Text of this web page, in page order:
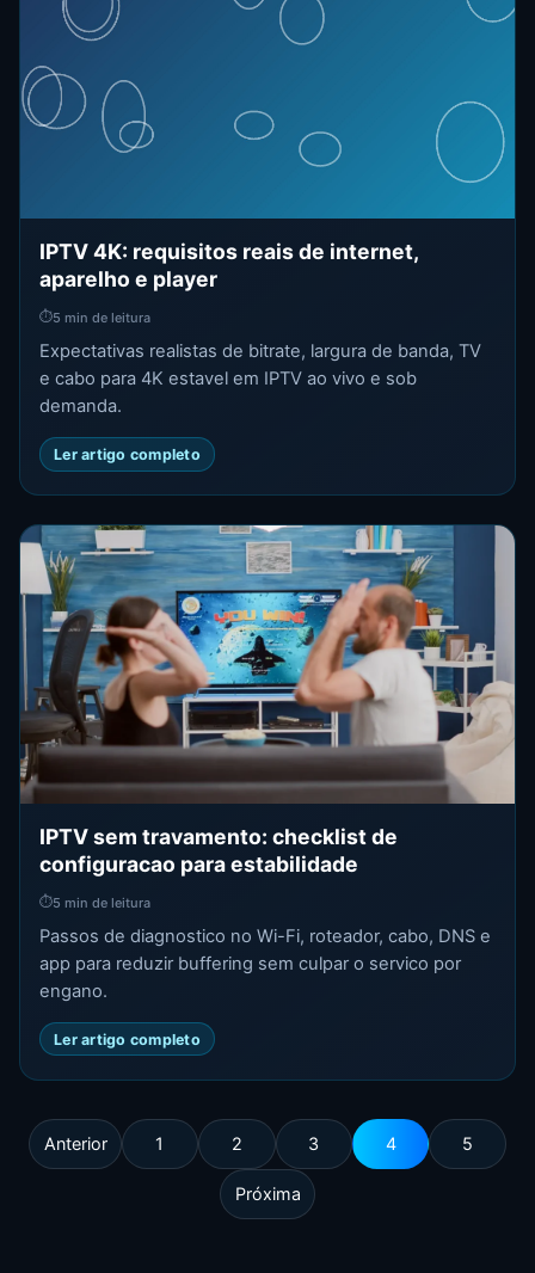
IPTV 4K: requisitos reais de internet,
aparelho e player
⏱5 min de leitura
Expectativas realistas de bitrate, largura de banda, TV
e cabo para 4K estavel em IPTV ao vivo e sob
demanda.
Ler artigo completo
IPTV sem travamento: checklist de
configuracao para estabilidade
⏱5 min de leitura
Passos de diagnostico no Wi-Fi, roteador, cabo, DNS e
app para reduzir buffering sem culpar o servico por
engano.
Ler artigo completo
Anterior 1 2 3 4 5
Próxima